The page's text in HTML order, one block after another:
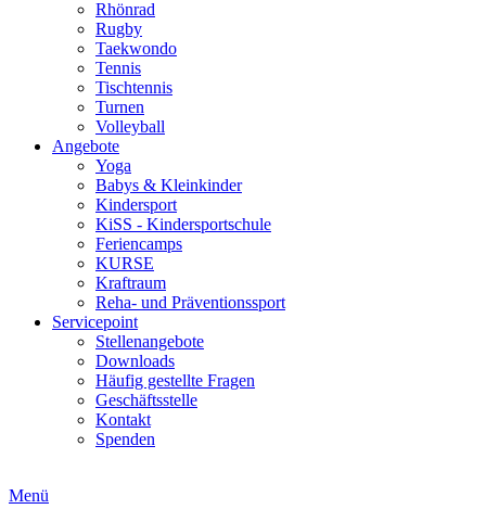
Rhönrad
Rugby
Taekwondo
Tennis
Tischtennis
Turnen
Volleyball
Angebote
Yoga
Babys & Kleinkinder
Kindersport
KiSS - Kindersportschule
Feriencamps
KURSE
Kraftraum
Reha- und Präventionssport
Servicepoint
Stellenangebote
Downloads
Häufig gestellte Fragen
Geschäftsstelle
Kontakt
Spenden
Menü